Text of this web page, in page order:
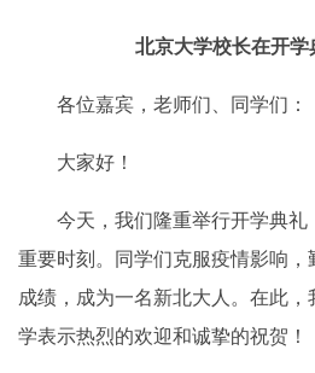
北京大学校长在开学
各位嘉宾，老师们、同学们：
大家好！
今天，我们隆重举行开学典
重要时刻。同学们克服疫情影响
成绩，成为一名新北大人。在此，
学表示热烈的欢迎和诚挚的祝贺！